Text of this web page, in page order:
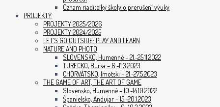
Oznam riaditeľky školy o prerušení výuky
PROJEKTY
PROJEKTY 2025/2026
PROJEKTY 2024/2025
LET’S GO OUTSIDE: PLAY AND LEARN
NATURE AND PHOTO
SLOVENSKO, Humenné – 21.-25.11.2022
TURECKO, Bursa – 6.-11.3.2023
CHORVÁTSKO, Imotski – 21.-27.5.2023
THE GAME OF ART, THE ART OF GAME
Slovensko, Humenné – 10.-14.10.2022
Španielsko, Andujar – 15.-20.1.2023